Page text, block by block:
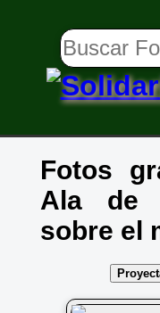
Fotos
Ala de
sobre el